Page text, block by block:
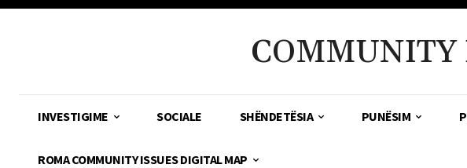
COMMUNITY
INVESTIGIME SOCIALE SHËNDETËSIA PUNËSIM
ROMA COMMUNITY ISSUES DIGITAL MAP